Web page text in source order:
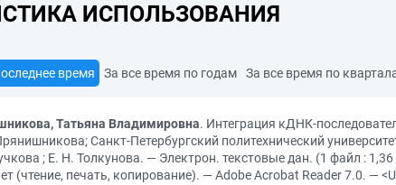
ИСПОЛЬЗОВАНИЯ
время За все время по годам За все время по
Татьяна Владимировна. Интеграция кДНК-
Санкт-Петербургский политехнический
; Е. Н. Толкунова. — Электрон. текстовые дан. (1 файл :
(чтение, печать, копирование). — Adobe Acrobat Reader 7.0. —